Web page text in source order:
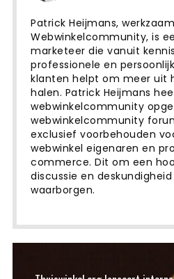
Patrick Heijmans,
Webwinkelcommunity, is
marketeer die vanuit
professionele en
klanten helpt om meer uit
halen. Patrick Heijmans
webwinkelcommunity
webwinkelcommunity
exclusief voorbehouden
webwinkel eigenaren en
commerce. Dit om een
discussie en
waarborgen.